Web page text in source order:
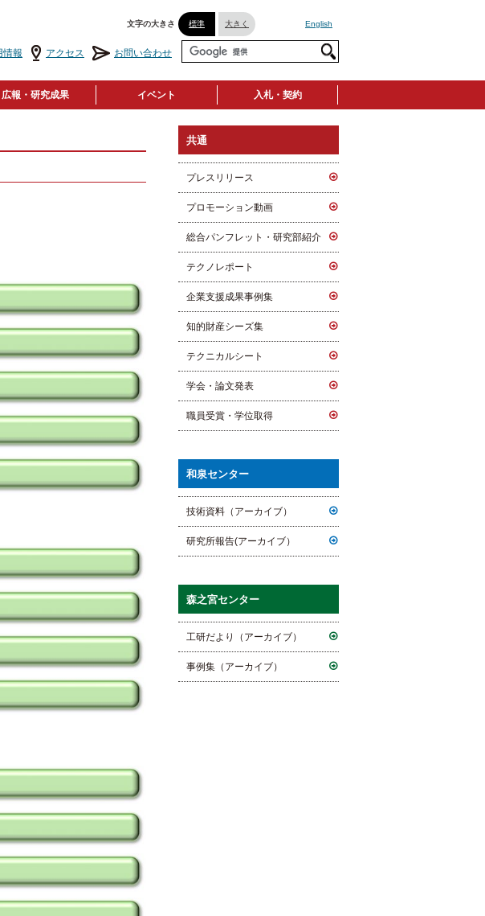
標準 大きく English
文字の大きさ
情報 アクセス お問い合わせ
広報・研究成果 イベント 入札・契約
共通
プレスリリース
プロモーション動画
総合パンフレット・研究部紹介
テクノレポート
企業支援成果事例集
知的財産シーズ集
テクニカルシート
学会・論文発表
職員受賞・学位取得
和泉センター
技術資料（アーカイブ）
研究所報告(アーカイブ）
森之宮センター
工研だより（アーカイブ）
事例集（アーカイブ）